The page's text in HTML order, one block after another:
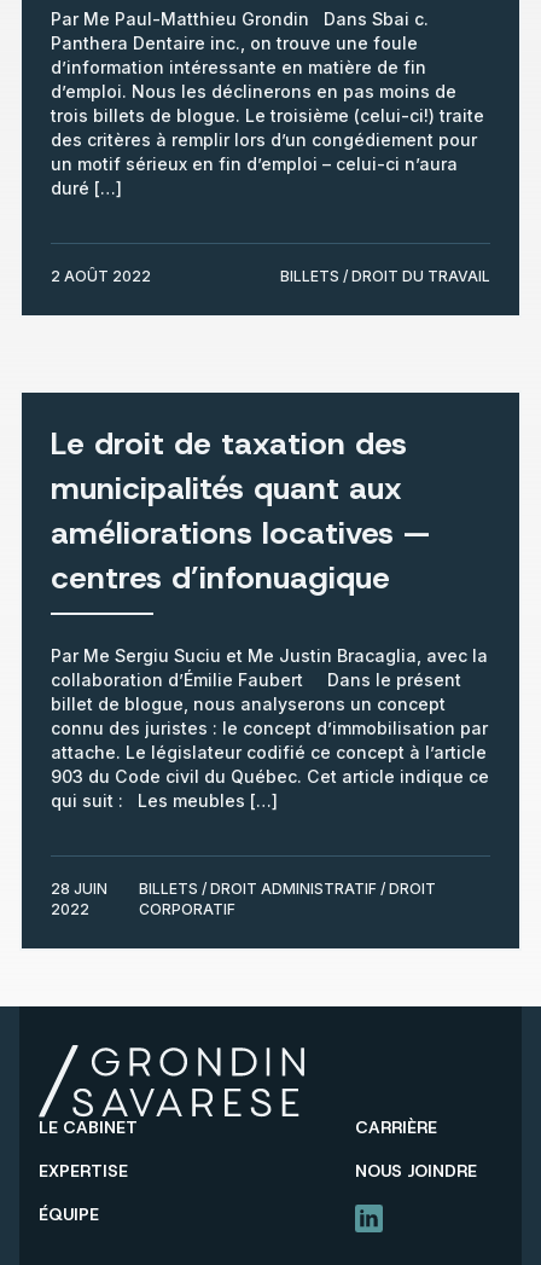
Par Me Paul-Matthieu Grondin Dans Sbai c.
Panthera Dentaire inc., on trouve une foule
d’information intéressante en matière de fin
d’emploi. Nous les déclinerons en pas moins de
trois billets de blogue. Le troisième (celui-ci!) traite
des critères à remplir lors d’un congédiement pour
un motif sérieux en fin d’emploi – celui-ci n’aura
duré […]
2 AOÛT 2022 BILLETS / DROIT DU TRAVAIL
Le droit de taxation des
municipalités quant aux
améliorations locatives —
centres d’infonuagique
Par Me Sergiu Suciu et Me Justin Bracaglia, avec la
collaboration d’Émilie Faubert Dans le présent
billet de blogue, nous analyserons un concept
connu des juristes : le concept d’immobilisation par
attache. Le législateur codifié ce concept à l’article
903 du Code civil du Québec. Cet article indique ce
qui suit : Les meubles […]
28 JUIN
2022
BILLETS / DROIT ADMINISTRATIF / DROIT
CORPORATIF
LE CABINET
CARRIÈRE
EXPERTISE
NOUS JOINDRE
ÉQUIPE
LINKEDIN